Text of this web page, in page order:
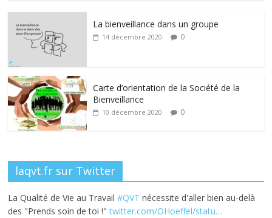
e
b
o
o
k
itt
er e e g
La bienveillance dans un groupe
14 décembre 2020 0
Carte d’orientation de la Société de la
Bienveillance
10 décembre 2020 0
laqvt.fr sur Twitter
La Qualité de Vie au Travail#QVT nécessite d'aller bien au-delà
des "Prends soin de toi !"twitter.com/OHoeffel/statu…